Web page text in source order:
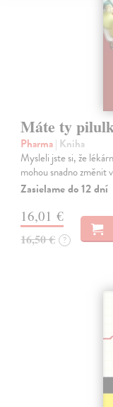
Máte ty
Pharma| Kniha
Mysleli jste si, že
mohou snadno změnit
Zasielame do 12 dní
16,01 €
16,50 € ?